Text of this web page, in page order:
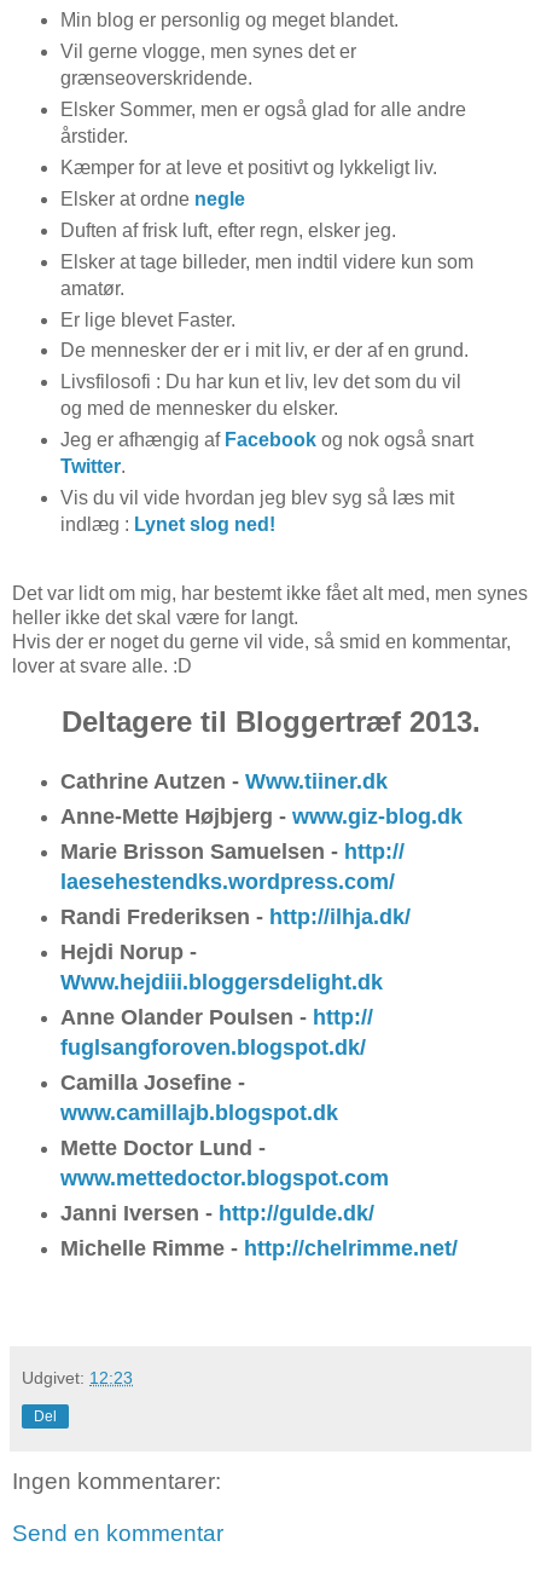
Min blog er personlig og meget blandet.
Vil gerne vlogge, men synes det er
grænseoverskridende.
Elsker Sommer, men er også glad for alle andre
årstider.
Kæmper for at leve et positivt og lykkeligt liv.
Elsker at ordne negle
Duften af frisk luft, efter regn, elsker jeg.
Elsker at tage billeder, men indtil videre kun som
amatør.
Er lige blevet Faster.
De mennesker der er i mit liv, er der af en grund.
Livsfilosofi : Du har kun et liv, lev det som du vil
og med de mennesker du elsker.
Jeg er afhængig af Facebookog nok også snart
Twitter.
Vis du vil vide hvordan jeg blev syg så læs mit
indlæg : Lynet slog ned!
Det var lidt om mig, har bestemt ikke fået alt med, men synes
heller ikke det skal være for langt.
Hvis der er noget du gerne vil vide, så smid en kommentar,
lover at svare alle. :D
Deltagere til Bloggertræf 2013.
Cathrine Autzen - Www.tiiner.dk
Anne-Mette Højbjerg - www.giz-blog.dk
Marie Brisson Samuelsen - http://
laesehestendks.wordpress.com/
Randi Frederiksen - http://ilhja.dk/
Hejdi Norup -
Www.hejdiii.bloggersdelight.dk
Anne Olander Poulsen - http://
fuglsangforoven.blogspot.dk/
Camilla Josefine -
www.camillajb.blogspot.dk
Mette Doctor Lund -
www.mettedoctor.blogspot.com
Janni Iversen - http://gulde.dk/
Michelle Rimme - http://chelrimme.net/
Udgivet: 12:23
Del
Ingen kommentarer:
Send en kommentar